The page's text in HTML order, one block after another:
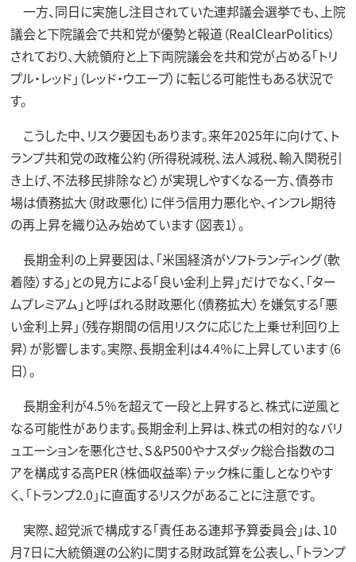
一方、同日に実施し注目されていた連邦議会選挙でも、上院
議会と下院議会で共和党が優勢と報道（RealClearPolitics）
されており、大統領府と上下両院議会を共和党が占める「トリ
プル・レッド」（レッド・ウエーブ）に転じる可能性もある状況で
す。
こうした中、リスク要因もあります。来年2025年に向けて、ト
ランプ共和党の政権公約（所得税減税、法人減税、輸入関税引
き上げ、不法移民排除など）が実現しやすくなる一方、債券市
場は債務拡大（財政悪化）に伴う信用力悪化や、インフレ期待
の再上昇を織り込み始めています（図表1）。
長期金利の上昇要因は、「米国経済がソフトランディング（軟
着陸）する」との見方による「良い金利上昇」だけでなく、「ター
ムプレミアム」と呼ばれる財政悪化（債務拡大）を嫌気する「悪
い金利上昇」（残存期間の信用リスクに応じた上乗せ利回り上
昇）が影響します。実際、長期金利は4.4％に上昇しています（6
日）。
長期金利が4.5％を超えて一段と上昇すると、株式に逆風と
なる可能性があります。長期金利上昇は、株式の相対的なバリ
ュエーションを悪化させ、S＆P500やナスダック総合指数のコ
アを構成する高PER（株価収益率）テック株に重しとなりやす
く、「トランプ2.0」に直面するリスクがあることに注意です。
実際、超党派で構成する「責任ある連邦予算委員会」は、10
月7日に大統領選の公約に関する財政試算を公表し、「トランプ